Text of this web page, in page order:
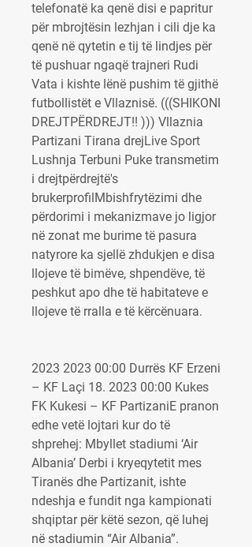
telefonatë ka qenë disi e papritur
për mbrojtësin lezhjan i cili dje ka
qenë në qytetin e tij të lindjes për
të pushuar ngaqë trajneri Rudi
Vata i kishte lënë pushim të gjithë
futbollistët e Vllaznisë. (((SHIKONI
DREJTPËRDREJT!! ))) Vllaznia
Partizani Tirana drejLive Sport
Lushnja Terbuni Puke transmetim
i drejtpërdrejtë's
brukerprofilMbishfrytëzimi dhe
përdorimi i mekanizmave jo ligjor
në zonat me burime të pasura
natyrore ka sjellë zhdukjen e disa
llojeve të bimëve, shpendëve, të
peshkut apo dhe të habitateve e
llojeve të rralla e të kërcënuara.
2023 2023 00:00 Durrës KF Erzeni
– KF Laçi 18. 2023 00:00 Kukes
FK Kukesi – KF PartizaniE pranon
edhe vetë lojtari kur do të
shprehej: Mbyllet stadiumi ‘Air
Albania’ Derbi i kryeqytetit mes
Tiranës dhe Partizanit, ishte
ndeshja e fundit nga kampionati
shqiptar për këtë sezon, që luhej
në stadiumin “Air Albania”.